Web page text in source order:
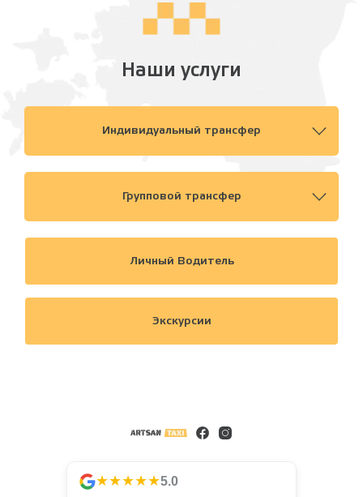
Наши услуги
Индивидуальный трансфер
Групповой трансфер
Личный Водитель
Экскурсии
★★★★★5.0